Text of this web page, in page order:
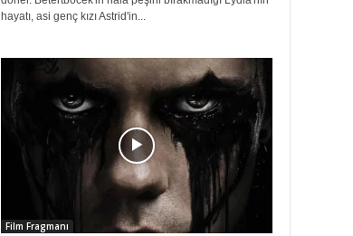
hayatı, asi genç kızı Astrid'in...
Film Fragmanı